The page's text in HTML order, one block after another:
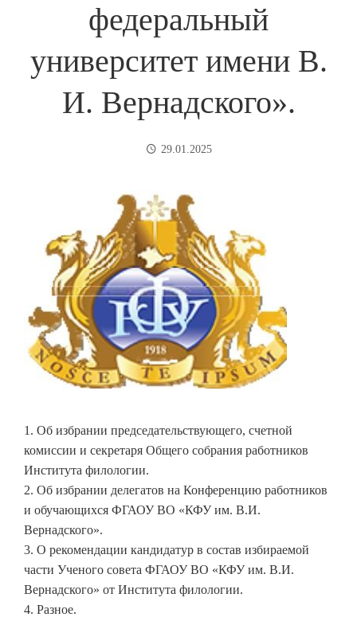
федеральный
университет имени В.
И. Вернадского».
29.01.2025
1. Об избрании председательствующего, счетной
комиссии и секретаря Общего собрания работников
Института филологии.
2. Об избрании делегатов на Конференцию работников
и обучающихся ФГАОУ ВО «КФУ им. В.И.
Вернадского».
3. О рекомендации кандидатур в состав избираемой
части Ученого совета ФГАОУ ВО «КФУ им. В.И.
Вернадского» от Института филологии.
4. Разное.